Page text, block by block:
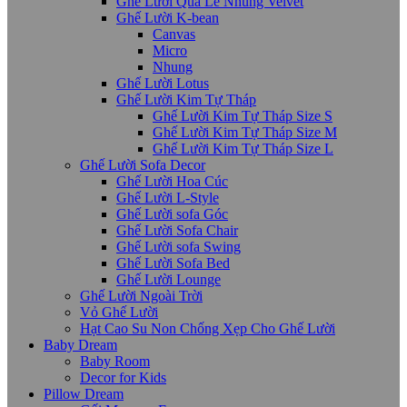
Ghế Lười K-bean
Canvas
Micro
Nhung
Ghế Lười Lotus
Ghế Lười Kim Tự Tháp
Ghế Lười Kim Tự Tháp Size S
Ghế Lười Kim Tự Tháp Size M
Ghế Lười Kim Tự Tháp Size L
Ghế Lười Sofa Decor
Ghế Lười Hoa Cúc
Ghế Lười L-Style
Ghế Lười sofa Góc
Ghế Lười Sofa Chair
Ghế Lười sofa Swing
Ghế Lười Sofa Bed
Ghế Lười Lounge
Ghế Lười Ngoài Trời
Vỏ Ghế Lười
Hạt Cao Su Non Chống Xẹp Cho Ghế Lười
Baby Dream
Baby Room
Decor for Kids
Pillow Dream